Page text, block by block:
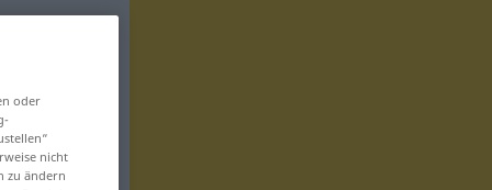
oder
nicht
zu ändern